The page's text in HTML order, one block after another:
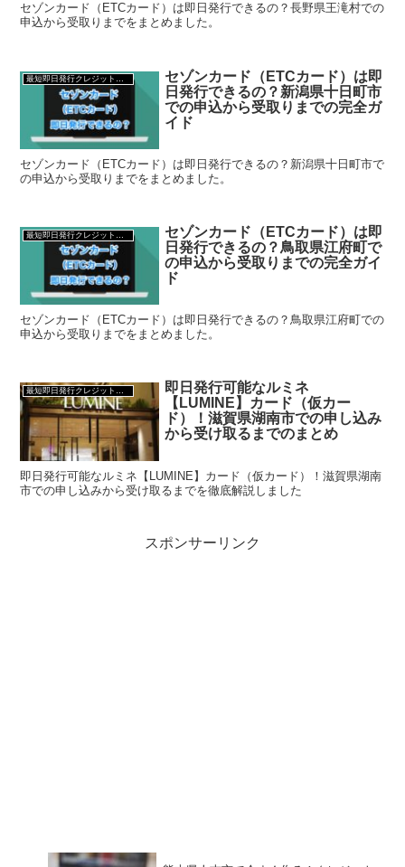
セゾンカード（ETCカード）は即日発行できるの？長野県王滝村での
申込から受取りまでをまとめました。
最短即日発行クレジットカード
セゾンカード（ETCカード）は即
日発行できるの？新潟県十日町市
での申込から受取りまでの完全ガ
イド
セゾンカード（ETCカード）は即日発行できるの？新潟県十日町市で
の申込から受取りまでをまとめました。
セゾンカード（ETCカード）は即
日発行できるの？鳥取県江府町で
の申込から受取りまでの完全ガイ
ド
セゾンカード（ETCカード）は即日発行できるの？鳥取県江府町での
申込から受取りまでをまとめました。
最短即日発行クレジットカード
即日発行可能なルミネ
【LUMINE】カード（仮カー
ド）！滋賀県湖南市での申し込み
から受け取るまでのまとめ
即日発行可能なルミネ【LUMINE】カード（仮カード）！滋賀県湖南
市での申し込みから受け取るまでを徹底解説しました
スポンサーリンク